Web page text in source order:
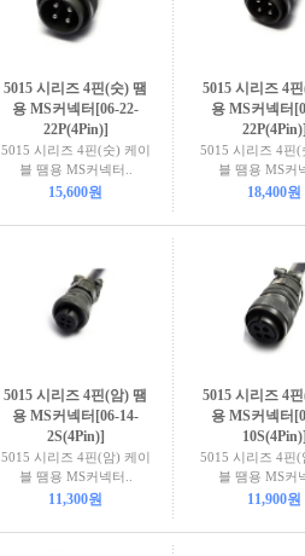
5015 시리즈 4핀(숫) 땜
용 MS커넥터[06-22-
22P(4Pin)]
5015 시리즈 4핀(숫) 케이
블 땜용 MS커넥터..
15,600원
5015 시리즈 4
용 MS커넥터
5015 시리즈 4핀(
블 땜용 MS커
18,400원
5015 시리즈 4핀(암) 땜
용 MS커넥터[06-14-
2S(4Pin)]
5015 시리즈 4핀(암) 케이
블 땜용 MS커넥터..
11,300원
5015 시리즈 4
용 MS커넥터
5015 시리즈 4핀(
블 땜용 MS커
11,900원